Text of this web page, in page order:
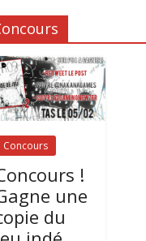
Concours
!
une
du